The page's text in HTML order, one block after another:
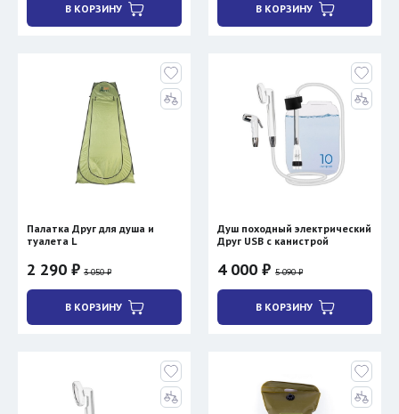
В КОРЗИНУ В КОРЗИНУ
Палатка Друг для душа и
туалета L
2 290 ₽ 3 050 ₽
В КОРЗИНУ
Душ походный электрический
Друг USB с канистрой
4 000 ₽ 5 090 ₽
В КОРЗИНУ